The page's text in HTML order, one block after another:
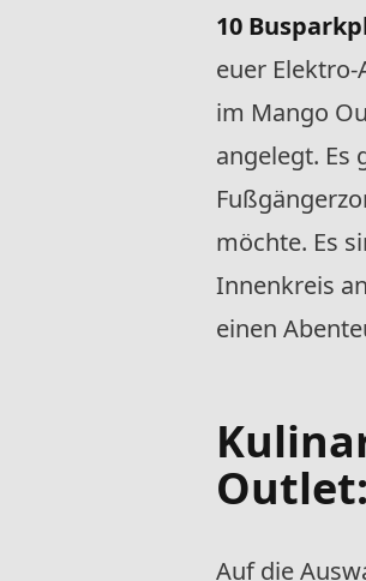
10
euer
im Mango
angelegt. Es
möchte. Es
Innenkreis
einen
Outlet:
Auf die